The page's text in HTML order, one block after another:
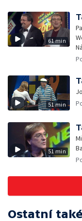
61 min
51 min
51 min
Ostatní